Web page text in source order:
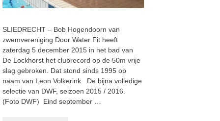
SLIEDRECHT – Bob Hogendoorn van
zwemvereniging Door Water Fit heeft
zaterdag 5 december 2015 in het bad van
De Lockhorst het clubrecord op de 50m vrije
slag gebroken. Dat stond sinds 1995 op
naam van Leon Volkerink. De bijna volledige
selectie van DWF, seizoen 2015 / 2016.
(Foto DWF) Eind september …